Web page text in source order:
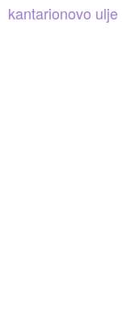
kantarionovo ulje